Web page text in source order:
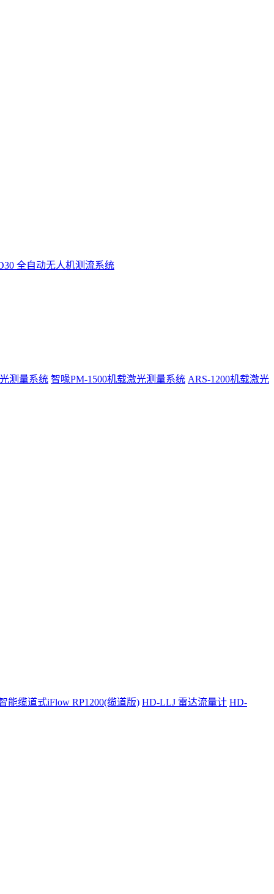
全自动无人机测流系统
测量系统 智喙PM-1500机载激光测量系统 ARS-1200机载激光
能缆道式iFlow RP1200(缆道版) HD-LLJ 雷达流量计 HD-